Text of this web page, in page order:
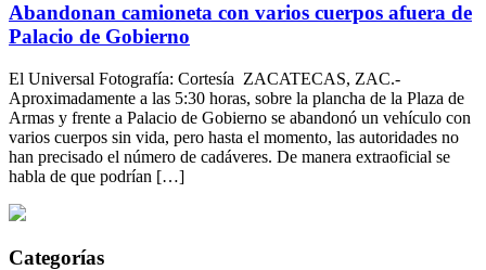
Abandonan camioneta con varios cuerpos afuera de
Palacio de Gobierno
El Universal Fotografía: Cortesía ZACATECAS, ZAC.-
Aproximadamente a las 5:30 horas, sobre la plancha de la Plaza de
Armas y frente a Palacio de Gobierno se abandonó un vehículo con
varios cuerpos sin vida, pero hasta el momento, las autoridades no
han precisado el número de cadáveres. De manera extraoficial se
habla de que podrían […]
Categorías